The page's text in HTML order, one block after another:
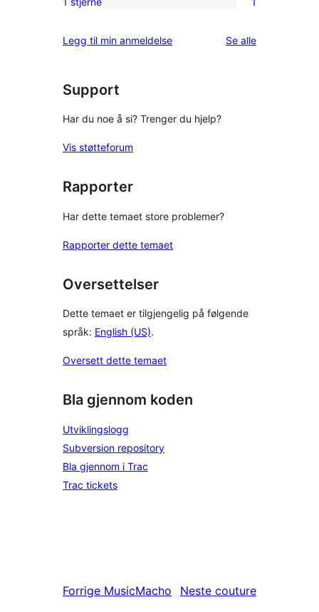
reviews
1
star
Legg til min anmeldelse Se alleomtalene
Support
Har du noe å si? Trenger du hjelp?
Vis støtteforum
Rapporter
Har dette temaet store problemer?
Rapporter dette temaet
Oversettelser
Dette temaet er tilgjengelig på følgende
språk: English (US).
Oversett dette temaet
Bla gjennom koden
Utviklingslogg
Subversion repository
Bla gjennom i Trac
Trac tickets
Forrige MusicMacho Neste couture